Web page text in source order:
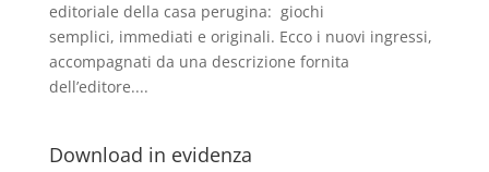
editoriale della casa perugina: giochi
semplici, immediati e originali. Ecco i nuovi ingressi,
accompagnati da una descrizione fornita
dell’editore....
Download in evidenza